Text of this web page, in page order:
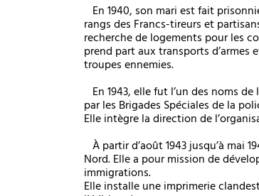
En 1940, son mari est fait
rangs des Francs-tireurs et
recherche de logements pour les
prend part aux transports
troupes ennemies.
En 1943, elle fut l’un des noms
par les Brigades Spéciales de la
Elle intègre la direction de
À partir d’août 1943 jusqu’à mai
Nord. Elle a pour mission de
immigrations.
Elle installe une imprimerie